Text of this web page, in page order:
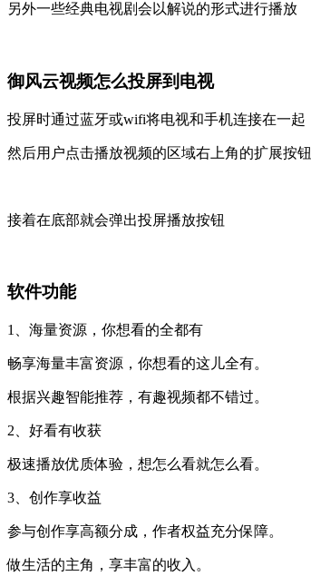
另外一些经典电视剧会以解说的形式进行播放
御风云视频怎么投屏到电视
投屏时通过蓝牙或wifi将电视和手机连接在一起
然后用户点击播放视频的区域右上角的扩展按钮
接着在底部就会弹出投屏播放按钮
软件功能
1、海量资源，你想看的全都有
畅享海量丰富资源，你想看的这儿全有。
根据兴趣智能推荐，有趣视频都不错过。
2、好看有收获
极速播放优质体验，想怎么看就怎么看。
3、创作享收益
参与创作享高额分成，作者权益充分保障。
做生活的主角，享丰富的收入。